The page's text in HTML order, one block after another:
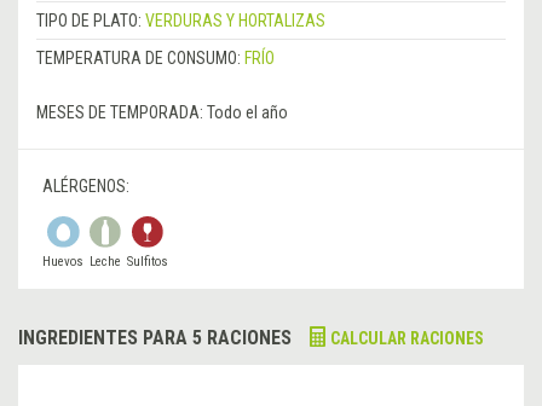
TIPO DE PLATO: VERDURAS Y HORTALIZAS
TEMPERATURA DE CONSUMO: FRÍO
MESES DE TEMPORADA: Todo el año
ALÉRGENOS:
Huevos Leche Sulfitos
INGREDIENTES PARA 5 RACIONES CALCULAR RACIONES